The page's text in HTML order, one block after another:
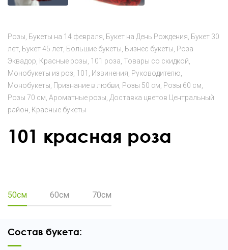
Розы Букеты на 14 февраля Букет на День Рождения Букет 30
лет Букет 45 лет Большие букеты Бизнес букеты Роза
Эквадор Красные розы 101 роза Товары со скидкой
Монобукеты из роз 101 Извинения Руководителю
Монобукеты Признание в любви Розы 50 см Розы 60 см
Розы 70 см Ароматные розы Доставка цветов Центральный
район Красные букеты
101 красная роза
50см 60см 70см
Состав букета: